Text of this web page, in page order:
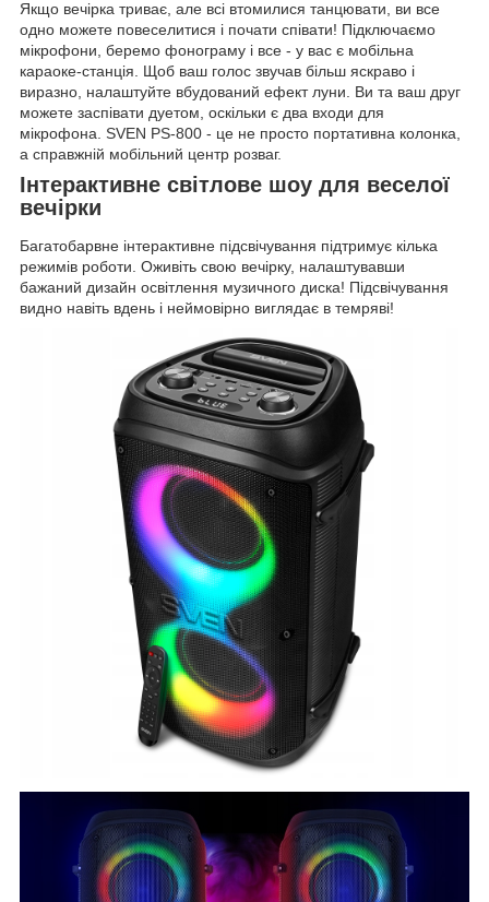
Якщо вечірка триває, але всі втомилися танцювати, ви все
одно можете повеселитися і почати співати! Підключаємо
мікрофони, беремо фонограму і все - у вас є мобільна
караоке-станція. Щоб ваш голос звучав більш яскраво і
виразно, налаштуйте вбудований ефект луни. Ви та ваш друг
можете заспівати дуетом, оскільки є два входи для
мікрофона. SVEN PS-800 - це не просто портативна колонка,
а справжній мобільний центр розваг.
Інтерактивне світлове шоу для веселої
вечірки
Багатобарвне інтерактивне підсвічування підтримує кілька
режимів роботи. Оживіть свою вечірку, налаштувавши
бажаний дизайн освітлення музичного диска! Підсвічування
видно навіть вдень і неймовірно виглядає в темряві!